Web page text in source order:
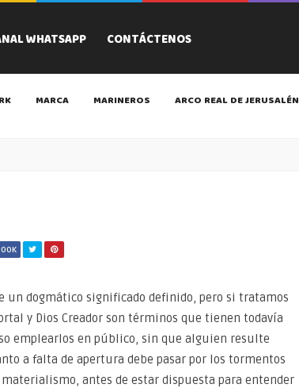
WHATSAPP CONTÁCTENOS
MARCA MARINEROS ARCO REAL DE JERUSALÉN
un dogmático significado definido, pero si tratamos
y Dios Creador son términos que tienen todavía
emplearlos en público, sin que alguien resulte
a falta de apertura debe pasar por los tormentos
antes de estar dispuesta para entender